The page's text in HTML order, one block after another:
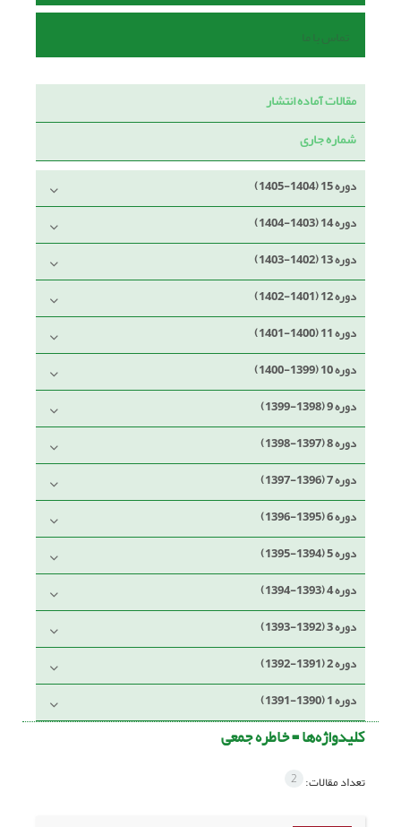
تماس با ما
مقالات آماده انتشار
شماره جاری
دوره 15 (1404-1405)
دوره 14 (1403-1404)
دوره 13 (1402-1403)
دوره 12 (1401-1402)
دوره 11 (1400-1401)
دوره 10 (1399-1400)
دوره 9 (1398-1399)
دوره 8 (1397-1398)
دوره 7 (1396-1397)
دوره 6 (1395-1396)
دوره 5 (1394-1395)
دوره 4 (1393-1394)
دوره 3 (1392-1393)
دوره 2 (1391-1392)
دوره 1 (1390-1391)
کلیدواژه‌ها =خاطره جمعی
تعداد مقالات: 2